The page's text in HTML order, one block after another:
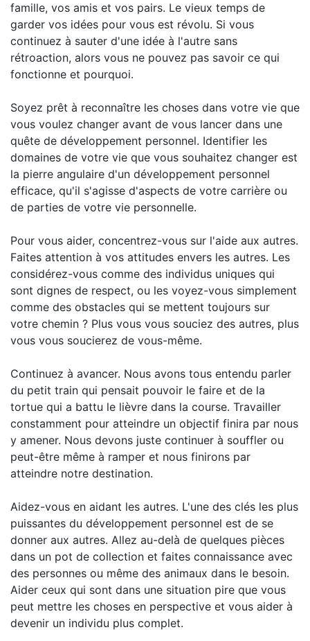
famille, vos amis et vos pairs. Le vieux temps de
garder vos idées pour vous est révolu. Si vous
continuez à sauter d'une idée à l'autre sans
rétroaction, alors vous ne pouvez pas savoir ce qui
fonctionne et pourquoi.
Soyez prêt à reconnaître les choses dans votre vie que
vous voulez changer avant de vous lancer dans une
quête de développement personnel. Identifier les
domaines de votre vie que vous souhaitez changer est
la pierre angulaire d'un développement personnel
efficace, qu'il s'agisse d'aspects de votre carrière ou
de parties de votre vie personnelle.
Pour vous aider, concentrez-vous sur l'aide aux autres.
Faites attention à vos attitudes envers les autres. Les
considérez-vous comme des individus uniques qui
sont dignes de respect, ou les voyez-vous simplement
comme des obstacles qui se mettent toujours sur
votre chemin ? Plus vous vous souciez des autres, plus
vous vous soucierez de vous-même.
Continuez à avancer. Nous avons tous entendu parler
du petit train qui pensait pouvoir le faire et de la
tortue qui a battu le lièvre dans la course. Travailler
constamment pour atteindre un objectif finira par nous
y amener. Nous devons juste continuer à souffler ou
peut-être même à ramper et nous finirons par
atteindre notre destination.
Aidez-vous en aidant les autres. L'une des clés les plus
puissantes du développement personnel est de se
donner aux autres. Allez au-delà de quelques pièces
dans un pot de collection et faites connaissance avec
des personnes ou même des animaux dans le besoin.
Aider ceux qui sont dans une situation pire que vous
peut mettre les choses en perspective et vous aider à
devenir un individu plus complet.